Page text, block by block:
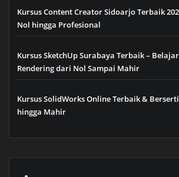
Kursus Content Creator Sidoarjo Terbaik
Nol hingga Profesional
Kursus SketchUp Surabaya Terbaik –
Rendering dari Nol Sampai Mahir
Kursus SolidWorks Online Terbaik &
hingga Mahir